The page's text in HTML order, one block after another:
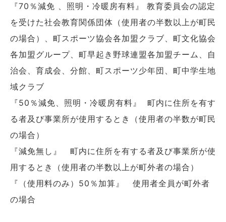
『70％減免 、照明・冷暖房有料』 教育委員会の認定
を受けた社会教育関係団体（使用者の半数以上が町民
の場合）、町スポーツ協会各加盟クラブ、町文化協会
各加盟グループ、町早起き野球連盟各加盟チーム、自
治会、育成会、分館、町スポーツ少年団、町中学生地
域クラブ
『50％減免、照明・冷暖房有料』 町内に住所を有す
る者及び事業所が使用するとき（使用者の半数が町民
の場合）
『減免無し』 町内に住所を有する者及び事業所が使
用するとき（使用者の半数以上が町外者の場合）
『（使用料のみ）50％加算』 使用者全員が町外者
の場合